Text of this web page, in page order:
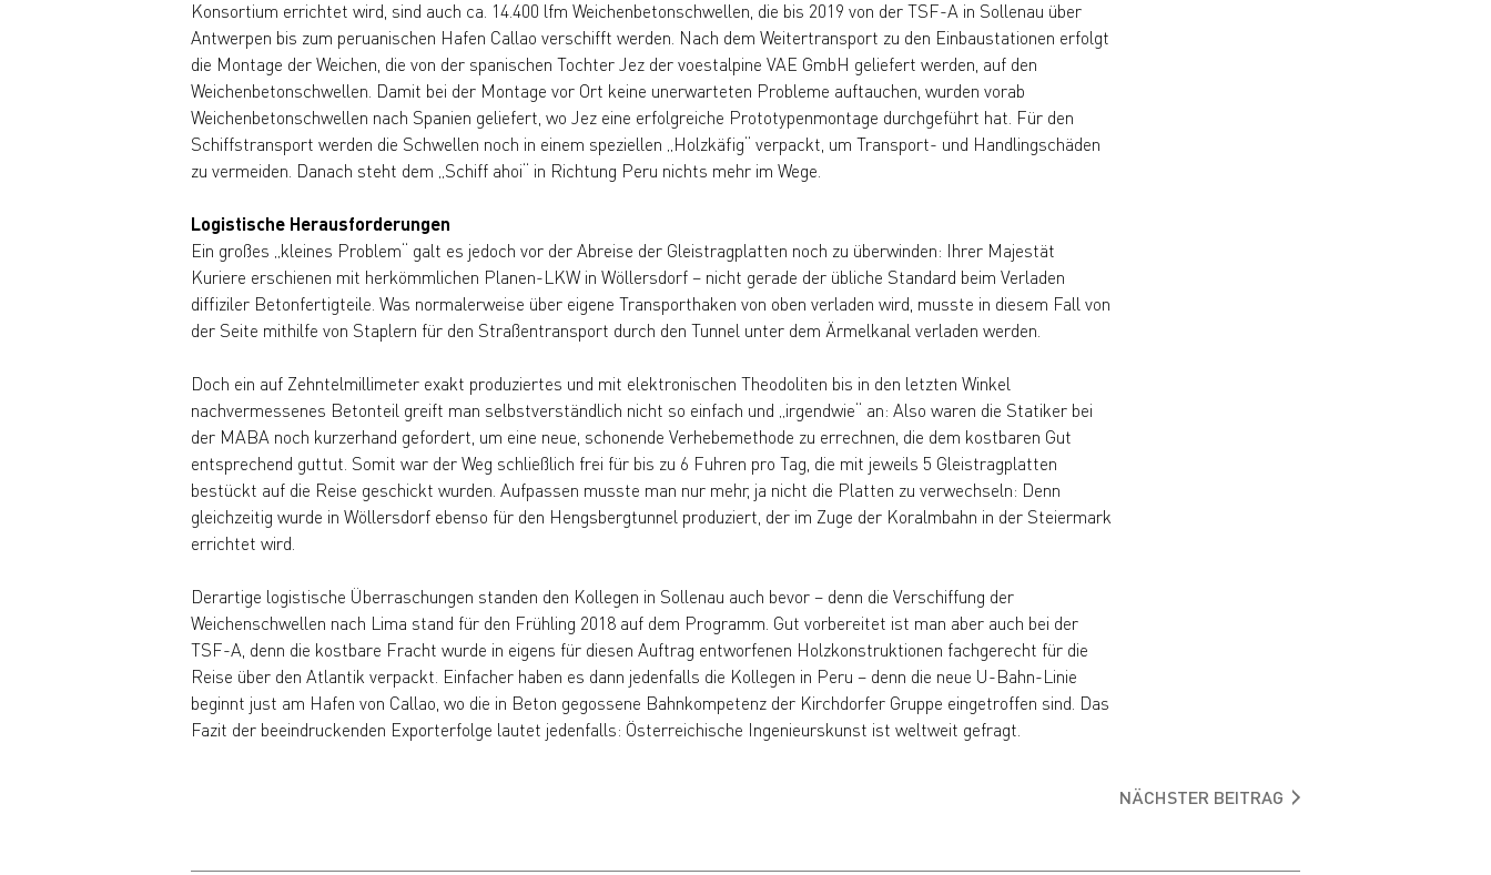
Konsortium errichtet wird, sind auch ca. 14.400 lfm Weichenbetonschwellen, die bis 2019 von der TSF-A in Sollenau über
Antwerpen bis zum peruanischen Hafen Callao verschifft werden. Nach dem Weitertransport zu den Einbaustationen erfolgt
die Montage der Weichen, die von der spanischen Tochter Jez der voestalpine VAE GmbH geliefert werden, auf den
Weichenbetonschwellen. Damit bei der Montage vor Ort keine unerwarteten Probleme auftauchen, wurden vorab
Weichenbetonschwellen nach Spanien geliefert, wo Jez eine erfolgreiche Prototypenmontage durchgeführt hat. Für den
Schiffstransport werden die Schwellen noch in einem speziellen „Holzkäfig“ verpackt, um Transport- und Handlingschäden
zu vermeiden. Danach steht dem „Schiff ahoi“ in Richtung Peru nichts mehr im Wege.
Logistische Herausforderungen
Ein großes „kleines Problem“ galt es jedoch vor der Abreise der Gleistragplatten noch zu überwinden: Ihrer Majestät
Kuriere erschienen mit herkömmlichen Planen-LKW in Wöllersdorf – nicht gerade der übliche Standard beim Verladen
diffiziler Betonfertigteile. Was normalerweise über eigene Transporthaken von oben verladen wird, musste in diesem Fall von
der Seite mithilfe von Staplern für den Straßentransport durch den Tunnel unter dem Ärmelkanal verladen werden.
Doch ein auf Zehntelmillimeter exakt produziertes und mit elektronischen Theodoliten bis in den letzten Winkel
nachvermessenes Betonteil greift man selbstverständlich nicht so einfach und „irgendwie“ an: Also waren die Statiker bei
der MABA noch kurzerhand gefordert, um eine neue, schonende Verhebemethode zu errechnen, die dem kostbaren Gut
entsprechend guttut. Somit war der Weg schließlich frei für bis zu 6 Fuhren pro Tag, die mit jeweils 5 Gleistragplatten
bestückt auf die Reise geschickt wurden. Aufpassen musste man nur mehr, ja nicht die Platten zu verwechseln: Denn
gleichzeitig wurde in Wöllersdorf ebenso für den Hengsbergtunnel produziert, der im Zuge der Koralmbahn in der Steiermark
errichtet wird.
Derartige logistische Überraschungen standen den Kollegen in Sollenau auch bevor – denn die Verschiffung der
Weichenschwellen nach Lima stand für den Frühling 2018 auf dem Programm. Gut vorbereitet ist man aber auch bei der
TSF-A, denn die kostbare Fracht wurde in eigens für diesen Auftrag entworfenen Holzkonstruktionen fachgerecht für die
Reise über den Atlantik verpackt. Einfacher haben es dann jedenfalls die Kollegen in Peru – denn die neue U-Bahn-Linie
beginnt just am Hafen von Callao, wo die in Beton gegossene Bahnkompetenz der Kirchdorfer Gruppe eingetroffen sind. Das
Fazit der beeindruckenden Exporterfolge lautet jedenfalls: Österreichische Ingenieurskunst ist weltweit gefragt.
NÄCHSTER BEITRAG